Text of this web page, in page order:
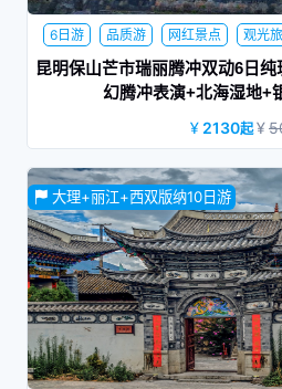
15人小团；全程4钻住宿+升级1晚
往返；安排当地特色美食：滇西私房
私房菜+铜瓢牛肉+腾药宴
6日游 品质游 网红景点 观光
家庭旅行
蜜月旅行
昆明保山芒市瑞丽腾冲双动6日
幻腾冲表演+北海湿地+
2130起
大理+丽江+西双版纳10日游